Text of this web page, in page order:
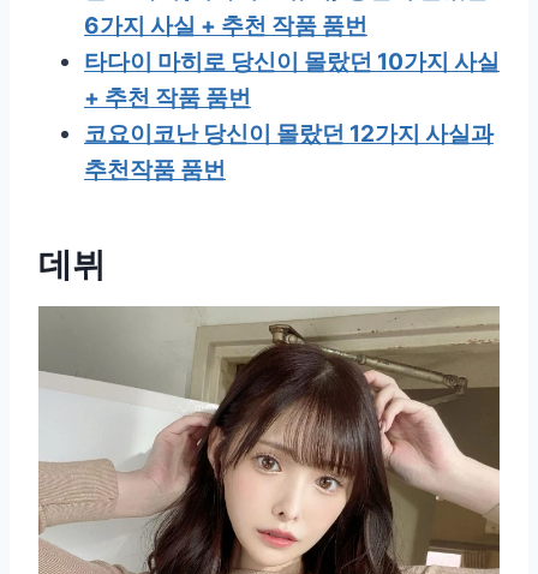
6가지 사실 + 추천 작품 품번
타다이 마히로 당신이 몰랐던 10가지 사실
+ 추천 작품 품번
코요이코난 당신이 몰랐던 12가지 사실과
추천작품 품번
데뷔